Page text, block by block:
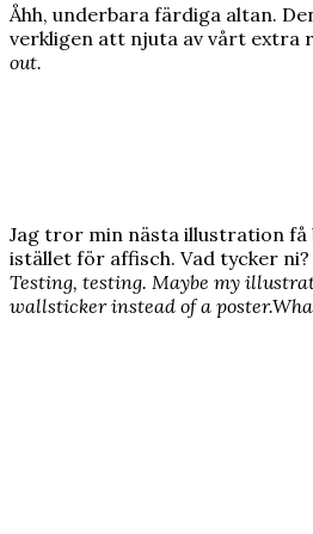
Åhh, underbara färdiga altan.
verkligen att njuta av vårt extra
out.
Jag tror min nästa illustration få
istället för affisch. Vad tycker ni?
Testing, testing. Maybe my
wallsticker instead of a